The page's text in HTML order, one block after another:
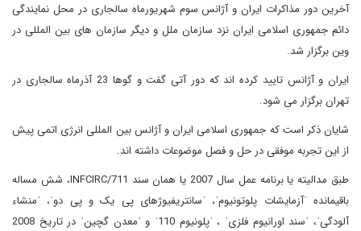
آخرین دور مذاکرات ایران و آژانس سوم شهریورماه سالجاری در محل نمایندگی
دائم جمهوری اسلامی ایران نزد سازمان ملل و دیگر سازمان های بین المللی در
وین برگزار شد.
ایران و آژانس تایید کرده اند که دور آتی گفت و گوها 23 آذرماه سالجاری در
تهران برگزار می شود.
شایان ذکر است که جمهوری اسلامی ایران و آژانس بین المللی انرژی اتمی پیش
از این تجربه موفقی در حل و فصل موضوعات داشته اند.
طبق مدالیته یا برنامه عمل سال 2007 یا همان سند INFCIRC/711، شش مساله
باقیمانده ˈآزمایشات پلوتونیومˈ، ˈسانتریفیوژهای پی یک و پی دوˈ، ˈمنشاء
آلودگیˈ، ˈسند اورانیوم فلزیˈ ، ˈپلونیوم 110ˈ و ˈمعدن گچینˈ در تاریخ 2008